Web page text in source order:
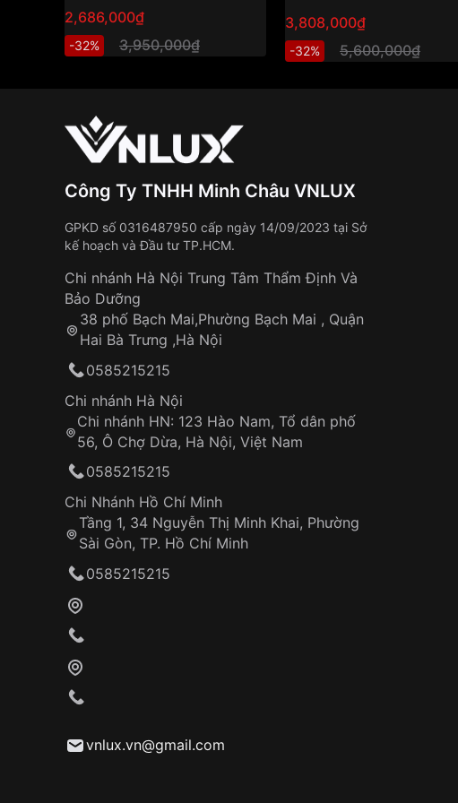
2,686,000₫
-32% 3,950,000₫
3,808,000₫
-32% 5,600,000₫
Công Ty TNHH Minh Châu VNLUX
GPKD số 0316487950 cấp ngày 14/09/2023 tại Sở
kế hoạch và Đầu tư TP.HCM.
Chi nhánh Hà Nội Trung Tâm Thẩm Định Và
Bảo Dưỡng
38 phố Bạch Mai,Phường Bạch Mai , Quận
Hai Bà Trưng ,Hà Nội
0585215215
Chi nhánh Hà Nội
Chi nhánh HN: 123 Hào Nam, Tổ dân phố
56, Ô Chợ Dừa, Hà Nội, Việt Nam
0585215215
Chi Nhánh Hồ Chí Minh
Tầng 1, 34 Nguyễn Thị Minh Khai, Phường
Sài Gòn, TP. Hồ Chí Minh
0585215215
vnlux.vn@gmail.com